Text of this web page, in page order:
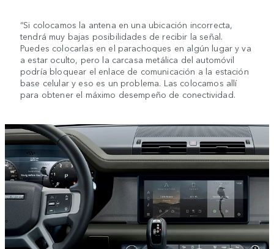
“Si colocamos la antena en una ubicación incorrecta,
tendrá muy bajas posibilidades de recibir la señal.
Puedes colocarlas en el parachoques en algún lugar y va
a estar oculto, pero la carcasa metálica del automóvil
podría bloquear el enlace de comunicación a la estación
base celular y eso es un problema. Las colocamos allí
para obtener el máximo desempeño de conectividad.